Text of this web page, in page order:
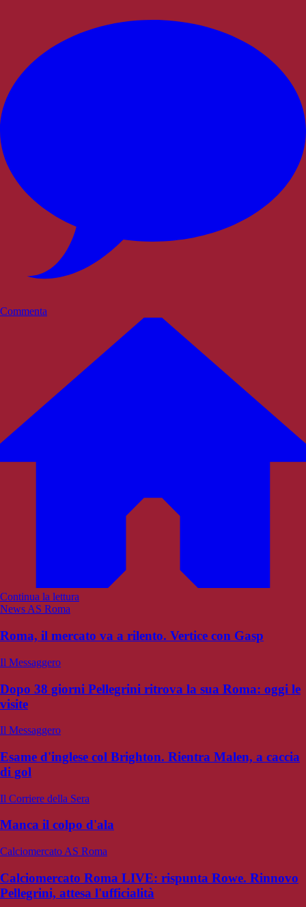
Commenta
Continua la lettura
News AS Roma
Roma, il mercato va a rilento. Vertice con Gasp
Il Messaggero
Dopo 38 giorni Pellegrini ritrova la sua Roma: oggi le
visite
Il Messaggero
Esame d'inglese col Brighton. Rientra Malen, a caccia
di gol
Il Corriere della Sera
Manca il colpo d'ala
Calciomercato AS Roma
Calciomercato Roma LIVE: rispunta Rowe. Rinnovo
Pellegrini, attesa l'ufficialità